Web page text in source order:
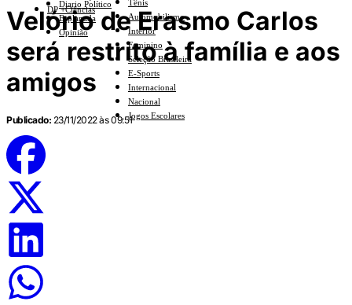
Tênis
Automobilismo
Interior
Feminino
Seleção Brasileira
E-Sports
Internacional
Nacional
Jogos Escolares
DP +Ciências
Diario Político
Esplanada
Opinião
Velório de Erasmo Carlos
será restrito à família e aos
amigos
Publicado: 23/11/2022 às 09:51